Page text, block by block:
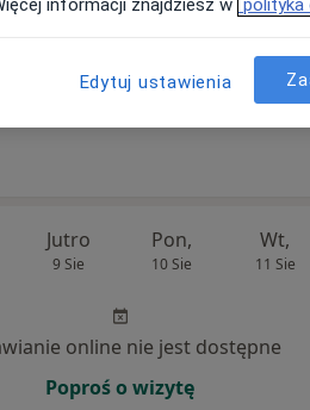
Poproś o wizytę
Jutro
9 Sie
Pon,
10 Sie
Wt,
11 Sie
online nie jest dostępne
Poproś o wizytę
informacji znajdziesz w polityka
Edytuj ustawienia